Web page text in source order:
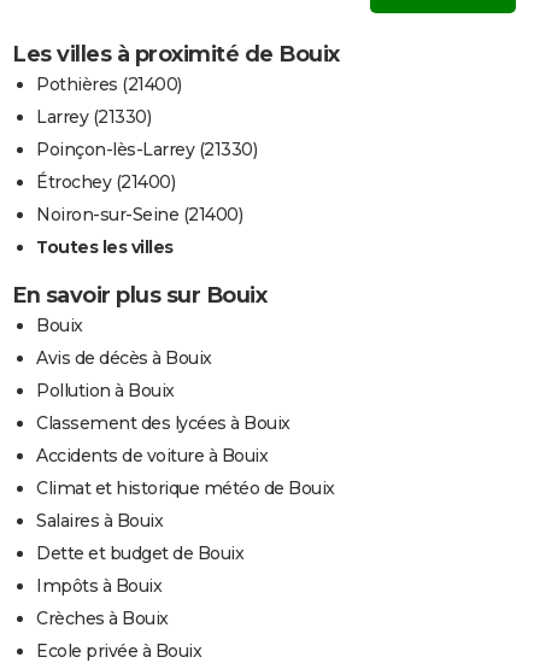
Les villes à proximité de Bouix
Pothières (21400)
Larrey (21330)
Poinçon-lès-Larrey (21330)
Étrochey (21400)
Noiron-sur-Seine (21400)
Toutes les villes
En savoir plus sur Bouix
Bouix
Avis de décès à Bouix
Pollution à Bouix
Classement des lycées à Bouix
Accidents de voiture à Bouix
Climat et historique météo de Bouix
Salaires à Bouix
Dette et budget de Bouix
Impôts à Bouix
Crèches à Bouix
Ecole privée à Bouix